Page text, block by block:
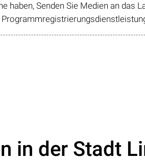
haben, Senden Sie Medien an das
in der Stadt